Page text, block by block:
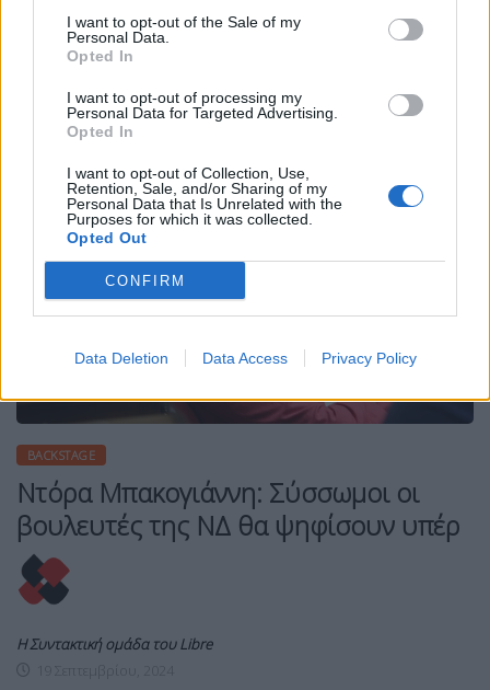
I want to opt-out of the Sale of my
Personal Data.
Opted In
I want to opt-out of processing my
Personal Data for Targeted Advertising.
Opted In
I want to opt-out of Collection, Use,
Retention, Sale, and/or Sharing of my
Personal Data that Is Unrelated with the
Purposes for which it was collected.
Opted Out
CONFIRM
Data Deletion Data Access Privacy Policy
Αμερική, στη Νέα Υόρκη, όπου ήταν […]
ΠΕΡΙΣΣΌΤΕΡΑ ...
BACKSTAGE
Ντόρα Μπακογιάννη: Σύσσωμοι οι
βουλευτές της ΝΔ θα ψηφίσουν υπέρ
Η Συντακτική ομάδα του Libre